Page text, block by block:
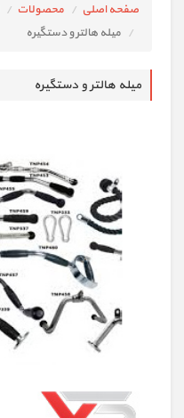
صفحه اصلی محصولات
میله هالتر و دستگیره
میله هالتر و دستگیره